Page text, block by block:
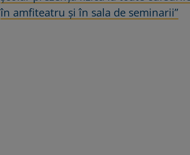
în amfiteatru și în sala de seminarii”